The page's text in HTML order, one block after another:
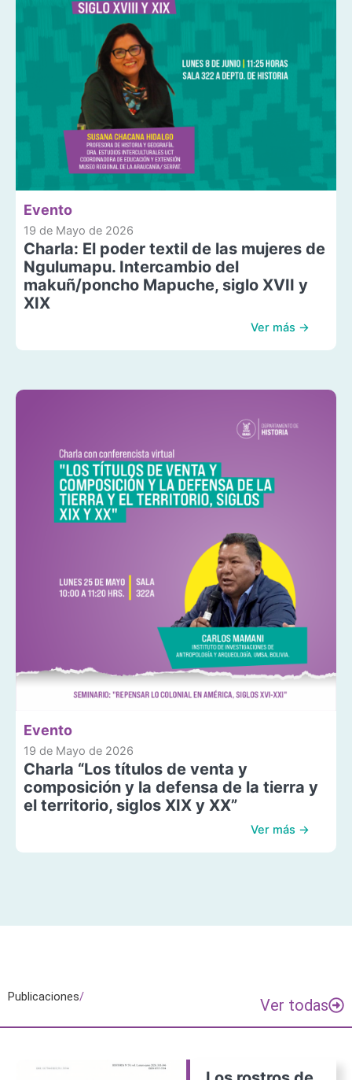
Evento
19 de Mayo de 2026
Charla: El poder textil de las mujeres de
Ngulumapu. Intercambio del
makuñ/poncho Mapuche, siglo XVII y
XIX
Ver más →
Evento
19 de Mayo de 2026
Charla “Los títulos de venta y
composición y la defensa de la tierra y
el territorio, siglos XIX y XX”
Ver más →
Publicaciones/ Ver todas